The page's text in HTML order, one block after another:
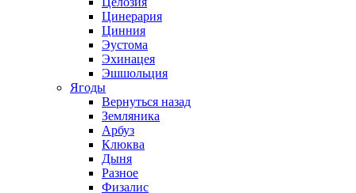
Цинерария
Цинния
Эустома
Эхинацея
Эшшольция
Ягоды
Вернуться назад
Земляника
Арбуз
Клюква
Дыня
Разное
Физалис